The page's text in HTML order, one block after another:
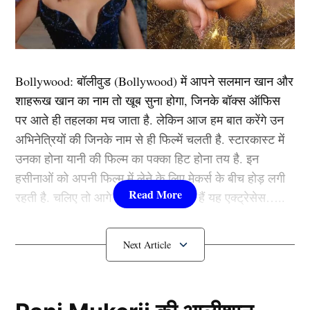
श्रृंखला से भी बाहर हो गए थे। चयनकर्ताओं ने ज़िम्बाब्वे दौरे के
लिए उनकी फिटनेस को जोखिम में नहीं डालने का फैसला किया है,
जिससे श्रीलंका अपने सबसे भरोसेमंद खिलाड़ियों में से एक के
यह भी पढ़ें-रोहित-विराट का वनडे से भी लेंगे सन्यास! 5 से भी कम
मैच खेलने वाले खिलाड़ी लेंगे जगह
24 वर्षीय नुवानिदु फर्नांडो की वनडे टीम में
वापसी
Bollywood:बॉलीवुड (Bollywood)में आपने सलमान खान और
शाहरूख खान का नाम तो खूब सुना होगा, जिनके बॉक्स ऑफिस
पर आते ही तहलका मच जाता है. लेकिन आज हम बात करेंगे उन
अभिनेत्रियों की जिनके नाम से ही फिल्में चलती है. स्टारकास्ट में
उनका होना यानी की फिल्म का पक्का हिट होना तय है. इन
हसीनाओं को अपनी फिल्म में लेने के लिए मेकर्स के बीच होड़ लगी
रहती है. चलिए तो आगे जानते हैं कौन-कौन हैं यह एक्ट्रेसेस…..
कौन हैंBollywood की यह हसीनाएं?
Padukone)